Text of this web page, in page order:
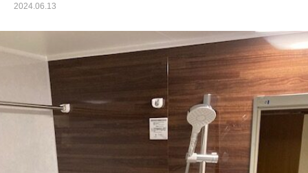
2024.06.13